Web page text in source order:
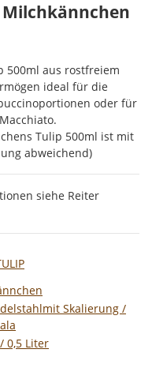
500ml aus rostfreiem
ideal für die
oder für
Tulip 500ml ist mit
abweichend)
siehe Reiter
mit Skalierung /
0,5 Liter